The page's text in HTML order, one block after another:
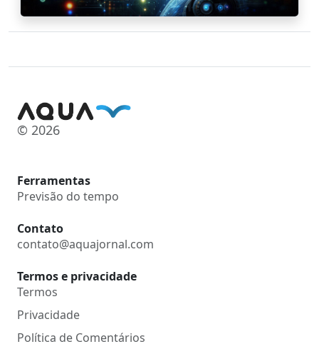
© 2026
Ferramentas
Previsão do tempo
Contato
contato@aquajornal.com
Termos e privacidade
Termos
Privacidade
Política de Comentários